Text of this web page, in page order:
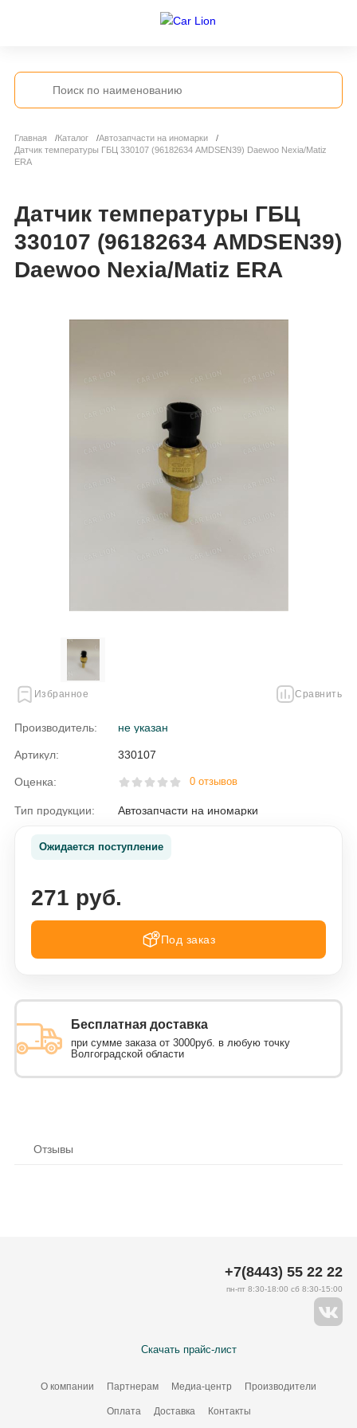
Главная Каталог
Автозапчасти на иномарки
Датчик температуры ГБЦ 330107 (96182634 AMDSEN39) Daewoo Nexia/Matiz
ERA
Датчик температуры ГБЦ
330107 (96182634 AMDSEN39)
Daewoo Nexia/Matiz ERA
Избранное Сравнить
Производитель: не указан
Артикул: 330107
Оценка: 0 отзывов
Тип продукции: Автозапчасти на иномарки
Ожидается поступление
271 руб.
Под заказ
Бесплатная доставка
при сумме заказа от 3000руб. в любую точку
Волгоградской области
Отзывы
Скачать прайс-лист
О компании Партнерам Медиа-центр Производители
Оплата Доставка Контакты
+7(8443) 55 22 22
пн-пт 8:30-18:00 сб 8:30-15:00